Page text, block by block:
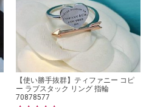
【使い勝手抜群】ティファニー コピ
ー ラブスタック リング 指輪
70878577